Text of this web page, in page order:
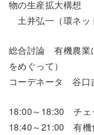
物の生産拡大構想
土井弘一（環ネッ
総合討論 有機農業
をめぐって）
コーデネータ 谷
18:00～18:30 チェ
18:40～21:00 有機